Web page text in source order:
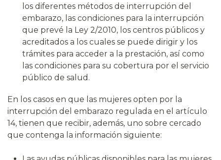
los diferentes métodos de interrupción del
embarazo, las condiciones para la interrupción
que prevé la Ley 2/2010, los centros públicos y
acreditados a los cuales se puede dirigir y los
trámites para acceder a la prestación, así como
las condiciones para su cobertura por el servicio
público de salud.
En los casos en que las mujeres opten por la
interrupción del embarazo regulada en el artículo
14, tienen que recibir, además, uno sobre cercado
que contenga la información siguiente: